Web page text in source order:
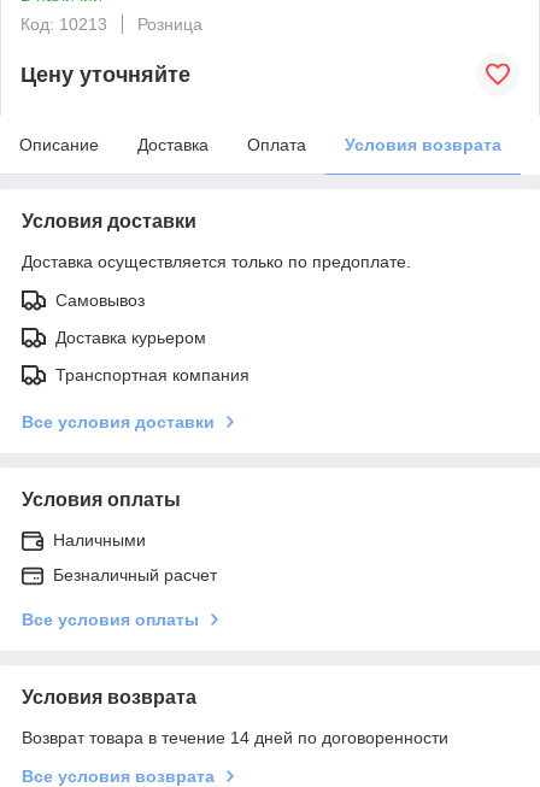
Код: 10213
Розница
Цену уточняйте
Описание Доставка Оплата Условия возврата
Условия доставки
Доставка осуществляется только по предоплате.
Самовывоз
Доставка курьером
Транспортная компания
Все условия доставки
Условия оплаты
Наличными
Безналичный расчет
Все условия оплаты
Условия возврата
Возврат товара в течение 14 дней по договоренности
Все условия возврата